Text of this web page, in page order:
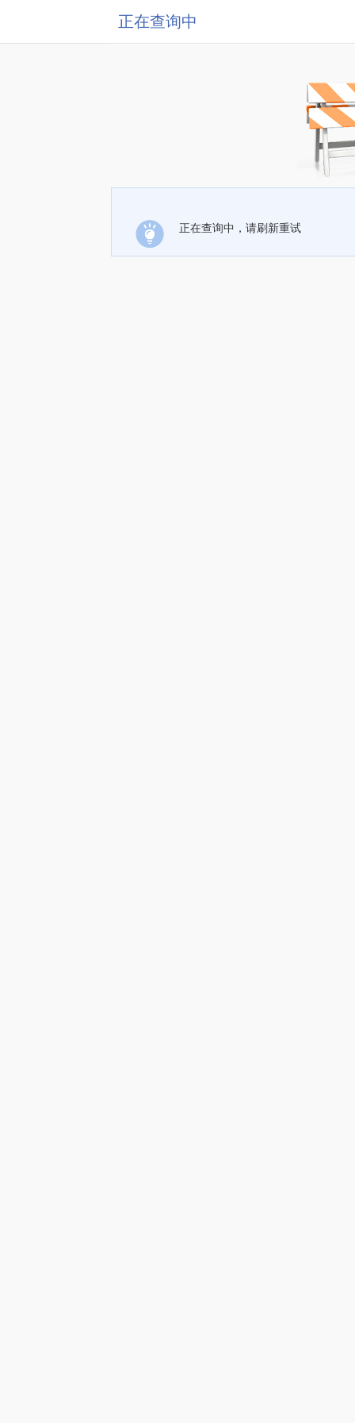
正在查询中
正在查询中，请刷新重试